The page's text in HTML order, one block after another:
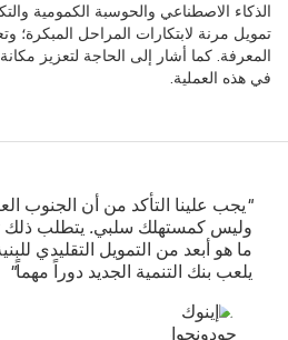
الذكاء الاصطناعي والحوسبة الكمومية
تمويل مرنة لابتكارات المراحل المبكرة؛
المعرفة. كما أشار إلى الحاجة لتعزيز
في هذه العملية.
"يجب علينا التأكد من أن الجنوب
وليس كمستهلك سلبي. يتطلب ذلك
ما هو أبعد من التمويل التقليدي
يلعب بنك التنمية الجديد دوراً مهماً"